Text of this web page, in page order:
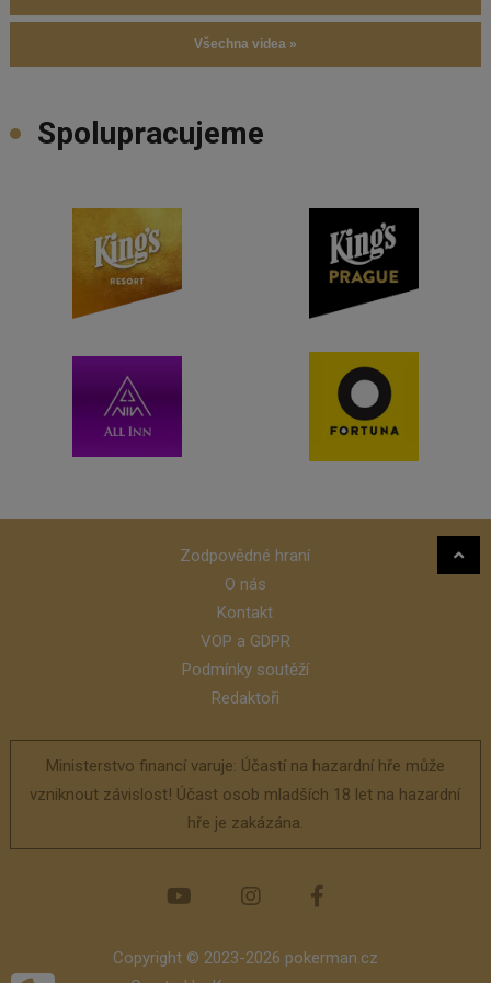
Všechna videa »
Spolupracujeme
Zodpovědné hraní
O nás
Kontakt
VOP a GDPR
Podmínky soutěží
Redaktoři
Ministerstvo financí varuje: Účastí na hazardní hře může
vzniknout závislost! Účast osob mladších 18 let na hazardní
hře je zakázána.
Copyright © 2023-2026 pokerman.cz